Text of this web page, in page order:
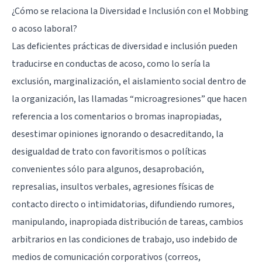
¿Cómo se relaciona la Diversidad e Inclusión con el Mobbing
o acoso laboral?
Las deficientes prácticas de diversidad e inclusión pueden
traducirse en conductas de acoso, como lo sería la
exclusión, marginalización, el aislamiento social dentro de
la organización, las llamadas “microagresiones” que hacen
referencia a los comentarios o bromas inapropiadas,
desestimar opiniones ignorando o desacreditando, la
desigualdad de trato con favoritismos o políticas
convenientes sólo para algunos, desaprobación,
represalias, insultos verbales, agresiones físicas de
contacto directo o intimidatorias, difundiendo rumores,
manipulando, inapropiada distribución de tareas, cambios
arbitrarios en las condiciones de trabajo, uso indebido de
medios de comunicación corporativos (correos,